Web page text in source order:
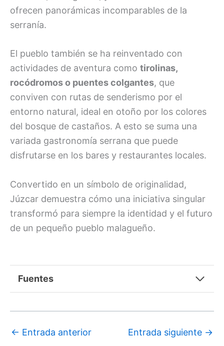
ofrecen panorámicas incomparables de la
serranía.
El pueblo también se ha reinventado con
actividades de aventura como tirolinas,
rocódromos o puentes colgantes, que
conviven con rutas de senderismo por el
entorno natural, ideal en otoño por los colores
del bosque de castaños. A esto se suma una
variada gastronomía serrana que puede
disfrutarse en los bares y restaurantes locales.
Convertido en un símbolo de originalidad,
Júzcar demuestra cómo una iniciativa singular
transformó para siempre la identidad y el futuro
de un pequeño pueblo malagueño.
Fuentes
← Entrada anterior Entrada siguiente →